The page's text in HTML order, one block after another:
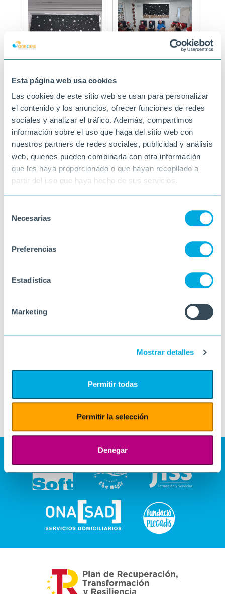
Esta página web usa cookies
Las cookies de este sitio web se usan para personalizar
el contenido y los anuncios, ofrecer funciones de redes
sociales y analizar el tráfico. Además, compartimos
información sobre el uso que haga del sitio web con
nuestros partners de redes sociales, publicidad y análisis
web, quienes pueden combinarla con otra información
que les haya proporcionado o que hayan recopilado a
partir del uso que haya hecho de sus servicios.
Necesarias
Preferencias
Estadística
Marketing
Mostrar detalles
Permitir todas
Permitir la selección
Denegar